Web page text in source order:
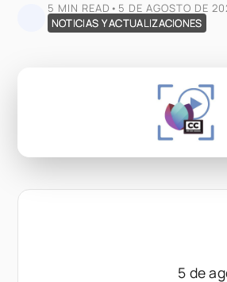
5 MIN READ • 5 DE AGOSTO DE
NOTICIAS Y ACTUALIZACIONES
5 de